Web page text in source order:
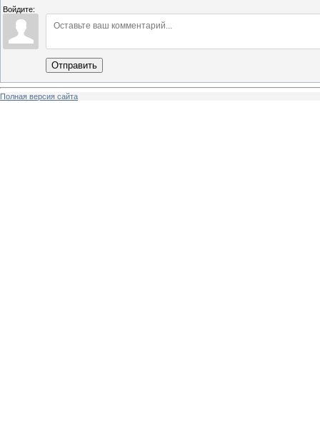
Войдите:
Отправить
Полная версия сайта